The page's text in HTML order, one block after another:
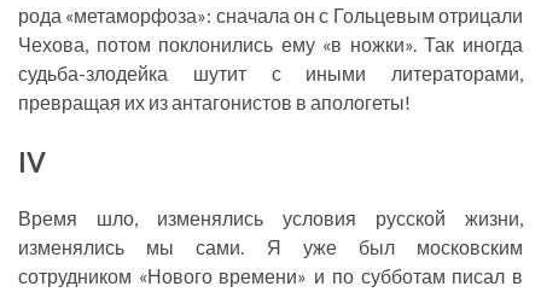
рода «метаморфоза»: сначала он с Гольцевым отрицали
Чехова, потом поклонились ему «в ножки». Так иногда
судьба-злодейка шутит с иными литераторами,
превращая их из антагонистов в апологеты!
IV
Время шло, изменялись условия русской жизни,
изменялись мы сами. Я уже был московским
сотрудником «Нового времени» и по субботам писал в